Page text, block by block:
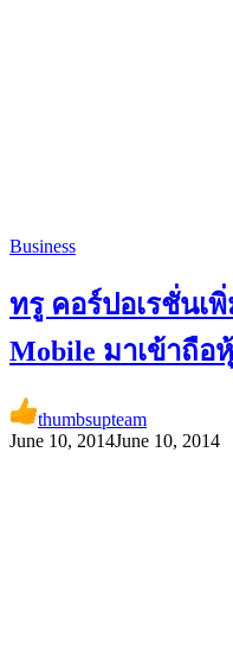
Business
ทรู คอร์ปอเรชั่นเ
Mobile มาเข้าถือ
thumbsupteam
June 10, 2014June 10, 2014